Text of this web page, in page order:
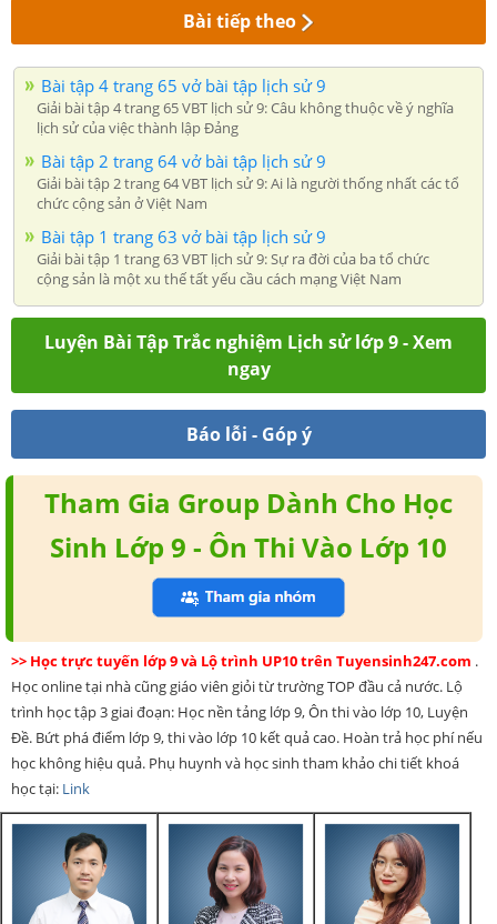
Bài tiếp theo
Bài tập 4 trang 65 vở bài tập lịch sử 9
Giải bài tập 4 trang 65 VBT lịch sử 9: Câu không thuộc về ý nghĩa
lịch sử của việc thành lập Đảng
Bài tập 2 trang 64 vở bài tập lịch sử 9
Giải bài tập 2 trang 64 VBT lịch sử 9: Ai là người thống nhất các tổ
chức cộng sản ở Việt Nam
Bài tập 1 trang 63 vở bài tập lịch sử 9
Giải bài tập 1 trang 63 VBT lịch sử 9: Sự ra đời của ba tổ chức
cộng sản là một xu thế tất yếu cầu cách mạng Việt Nam
Luyện Bài Tập Trắc nghiệm Lịch sử lớp 9 - Xem
ngay
Báo lỗi - Góp ý
Tham Gia Group Dành Cho Học
Sinh Lớp 9 - Ôn Thi Vào Lớp 10
>> Học trực tuyến lớp 9 và Lộ trình UP10 trên Tuyensinh247.com .
Học online tại nhà cũng giáo viên giỏi từ trường TOP đầu cả nước. Lộ
trình học tập 3 giai đoạn: Học nền tảng lớp 9, Ôn thi vào lớp 10, Luyện
Đề. Bứt phá điểm lớp 9, thi vào lớp 10 kết quả cao. Hoàn trả học phí nếu
học không hiệu quả. Phụ huynh và học sinh tham khảo chi tiết khoá
học tại: Link